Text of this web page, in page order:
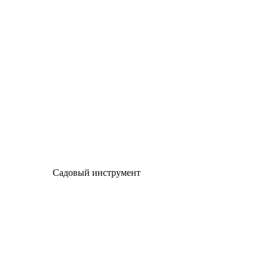
Садовый инструмент